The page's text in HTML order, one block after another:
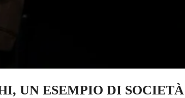
UN ESEMPIO DI